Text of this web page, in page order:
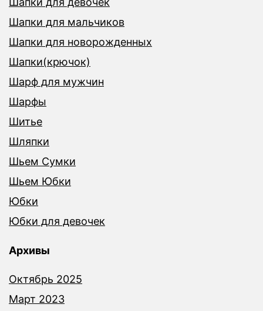
Шапки для мальчиков
Шапки для новорожденных
Шапки(крючок)
Шарф для мужчин
Шарфы
Шитье
Шляпки
Шьем Сумки
Шьем Юбки
Юбки
Юбки для девочек
Архивы
Октябрь 2025
Март 2023